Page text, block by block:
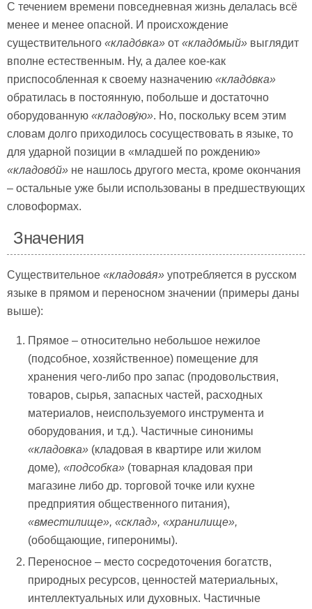
С течением времени повседневная жизнь делалась всё
менее и менее опасной. И происхождение
существительного «кладо́вка» от «кладо́мый» выглядит
вполне естественным. Ну, а далее кое-как
приспособленная к своему назначению «кладо́вка»
обратилась в постоянную, побольше и достаточно
оборудованную «кладову́ю». Но, поскольку всем этим
словам долго приходилось сосуществовать в языке, то
для ударной позиции в «младшей по рождению»
«кладово́й» не нашлось другого места, кроме окончания
– остальные уже были использованы в предшествующих
словоформах.
Значения
Существительное «кладова́я» употребляется в русском
языке в прямом и переносном значении (примеры даны
выше):
Прямое – относительно небольшое нежилое
(подсобное, хозяйственное) помещение для
хранения чего-либо про запас (продовольствия,
товаров, сырья, запасных частей, расходных
материалов, неиспользуемого инструмента и
оборудования, и т.д.). Частичные синонимы
«кладовка» (кладовая в квартире или жилом
доме), «подсобка» (товарная кладовая при
магазине либо др. торговой точке или кухне
предприятия общественного питания),
«вместилище», «склад», «хранилище»,
(обобщающие, гиперонимы).
Переносное – место сосредоточения богатств,
природных ресурсов, ценностей материальных,
интеллектуальных или духовных. Частичные